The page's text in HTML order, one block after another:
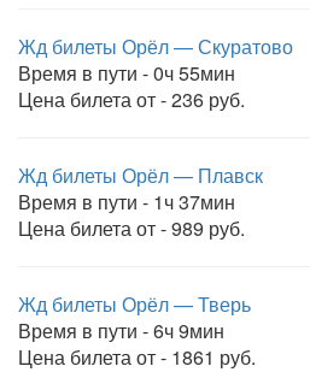
Жд билеты Орёл — Скуратово
Время в пути - 0ч 55мин
Цена билета от - 236 руб.
Жд билеты Орёл — Плавск
Время в пути - 1ч 37мин
Цена билета от - 989 руб.
Жд билеты Орёл — Тверь
Время в пути - 6ч 9мин
Цена билета от - 1861 руб.